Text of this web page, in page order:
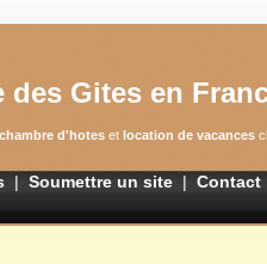
des Gites en
chambre d'hoteset location de vacances
| Soumettre un site| Contact